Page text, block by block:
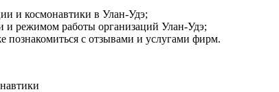
и космонавтики в Улан‑Удэ;
и режимом работы организаций Улан‑Удэ;
познакомиться с отзывами и услугами фирм.